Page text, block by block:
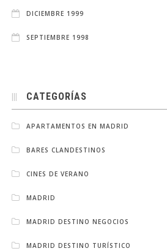
DICIEMBRE 1999
SEPTIEMBRE 1998
CATEGORÍAS
APARTAMENTOS EN MADRID
BARES CLANDESTINOS
CINES DE VERANO
MADRID
MADRID DESTINO NEGOCIOS
MADRID DESTINO TURÍSTICO